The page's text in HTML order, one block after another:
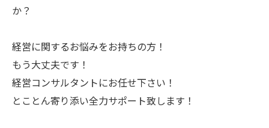
か？
経営に関するお悩みをお持ちの方！
もう大丈夫です！
経営コンサルタントにお任せ下さい！
とことん寄り添い全力サポート致します！